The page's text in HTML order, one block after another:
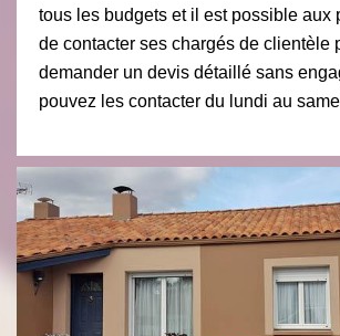
tous les budgets et il est possible aux
de contacter ses chargés de clientèle
demander un devis détaillé sans
pouvez les contacter du lundi au